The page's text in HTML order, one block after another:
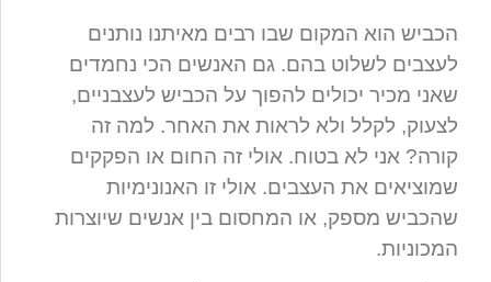
הכביש הוא המקום שבו רבים מאיתנו נותנים
לעצבים לשלוט בהם. גם האנשים הכי נחמדים
שאני מכיר יכולים להפוך על הכביש לעצבניים,
לצעוק, לקלל ולא לראות את האחר. למה זה
קורה? אני לא בטוח. אולי זה החום או הפקקים
שמוציאים את העצבים. אולי זו האנונימיות
שהכביש מספק, או המחסום בין אנשים שיוצרות
המכוניות.